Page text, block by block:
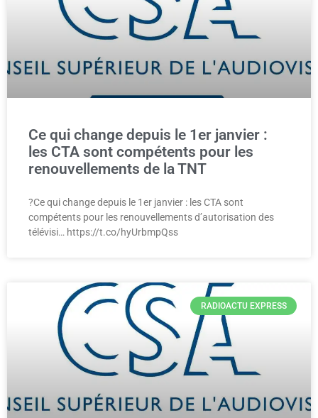
Ce qui change depuis le 1er janvier :
les CTA sont compétents pour les
renouvellements de la TNT
?Ce qui change depuis le 1er janvier : les CTA sont
compétents pour les renouvellements d’autorisation des
télévisi… https://t.co/hyUrbmpQss
RADIOACTU EXPRESS